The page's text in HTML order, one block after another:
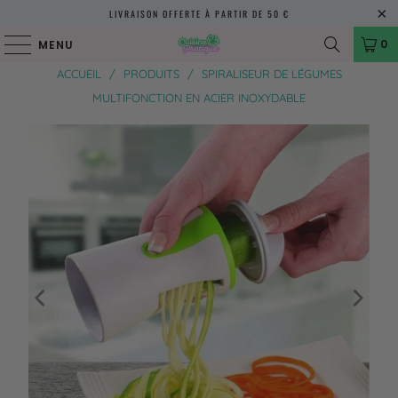
LIVRAISON OFFERTE À PARTIR DE 50 €
MENU 0
ACCUEIL / PRODUITS / SPIRALISEUR DE LÉGUMES
MULTIFONCTION EN ACIER INOXYDABLE